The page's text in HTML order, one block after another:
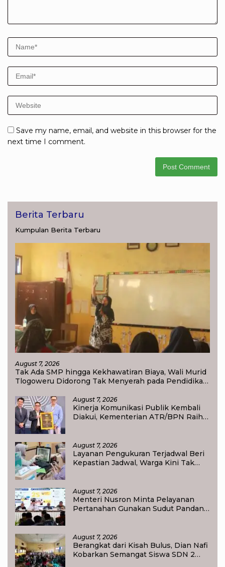
Save my name, email, and website in this browser for the
next time I comment.
Berita Terbaru
Kumpulan Berita Terbaru
August 7, 2026
Tak Ada SMP hingga Kekhawatiran Biaya, Wali Murid
Tlogoweru Didorong Tak Menyerah pada Pendidikan
August 7, 2026
Kinerja Komunikasi Publik Kembali
Diakui, Kementerian ATR/BPN Raih
August 7, 2026
Layanan Pengukuran Terjadwal Beri
Kepastian Jadwal, Warga Kini Tak
August 7, 2026
Menteri Nusron Minta Pelayanan
Pertanahan Gunakan Sudut Pandang
August 7, 2026
Berangkat dari Kisah Bulus, Dian Nafi
Kobarkan Semangat Siswa SDN 2